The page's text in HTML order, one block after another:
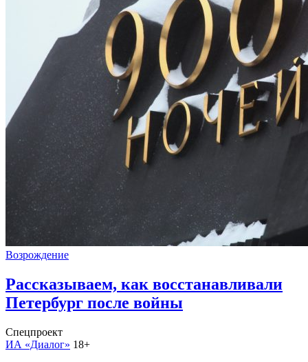
Возрождение
Рассказываем, как восстанавливали
Петербург после войны
Спецпроект
ИА «Диалог» 18+